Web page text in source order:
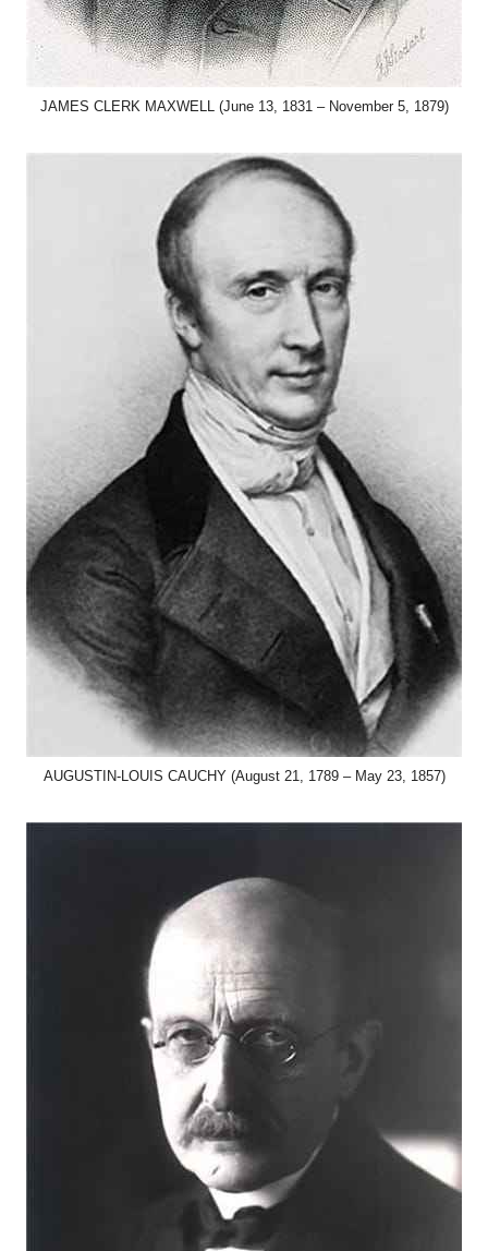
JAMES CLERK MAXWELL (June 13, 1831 – November 5, 1879)
AUGUSTIN-LOUIS CAUCHY (August 21, 1789 – May 23, 1857)